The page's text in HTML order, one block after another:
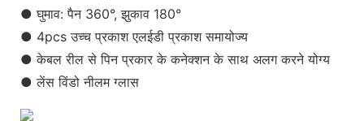
● घुमाव: पैन 360°, झुकाव 180°
● 4pcs उच्च प्रकाश एलईडी प्रकाश समायोज्य
● केबल रील से पिन प्रकार के कनेक्शन के साथ अलग करने योग्य
● लेंस विंडो नीलम ग्लास